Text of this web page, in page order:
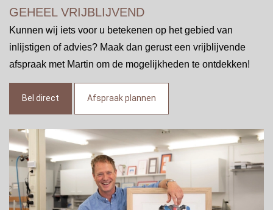
GEHEEL VRIJBLIJVEND
Kunnen wij iets voor u betekenen op het gebied van
inlijstigen of advies? Maak dan gerust een vrijblijvende
afspraak met Martin om de mogelijkheden te ontdekken!
Bel direct Afspraak plannen